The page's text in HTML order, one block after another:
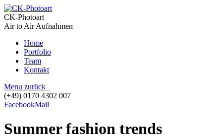
CK-Photoart
Air to Air Aufnahmen
Home
Portfolio
Team
Kontakt
Menu zurück
(+49) 0170 4302 007
FacebookMail
Summer fashion trends